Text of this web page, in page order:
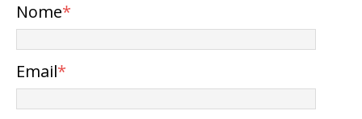
Nome*
Email*